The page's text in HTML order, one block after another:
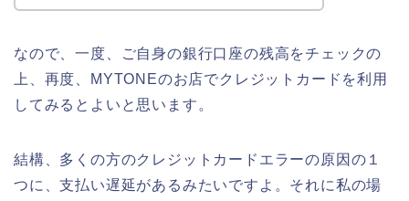
なので、一度、ご自身の銀行口座の残高をチェックの
上、再度、MYTONEのお店でクレジットカードを利用
してみるとよいと思います。
結構、多くの方のクレジットカードエラーの原因の１
つに、支払い遅延があるみたいですよ。それに私の場